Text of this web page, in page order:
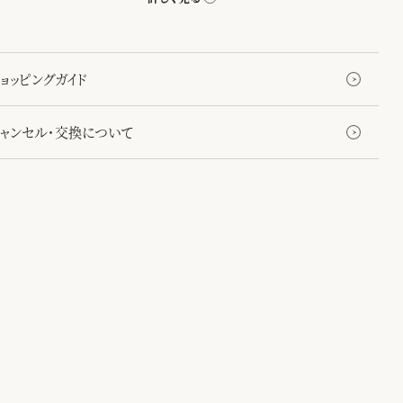
ッピングガイド
ンセル・交換について